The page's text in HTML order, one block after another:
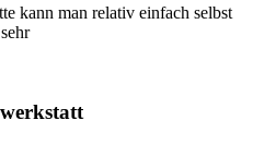
kann man relativ einfach selbst